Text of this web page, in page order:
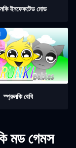
ইনফেকটেড মোড
স্প্রুনকি বেবি
মড গেমস